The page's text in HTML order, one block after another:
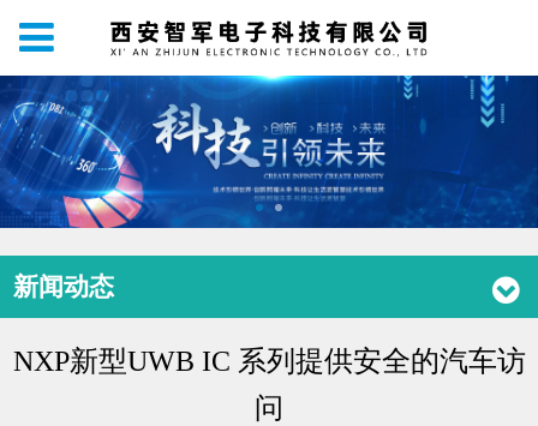
新闻动态
NXP新型UWB IC 系列提供安全的汽车访
问